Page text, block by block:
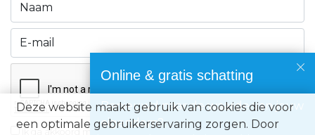
Online & gratis schatting
Benieuwd naar de waarde van jouw
eigendom?
Ik ga akkoord met de privacyvoorwaarden
Deze website maakt gebruik van cookies die voor
een optimale gebruikerservaring zorgen. Door